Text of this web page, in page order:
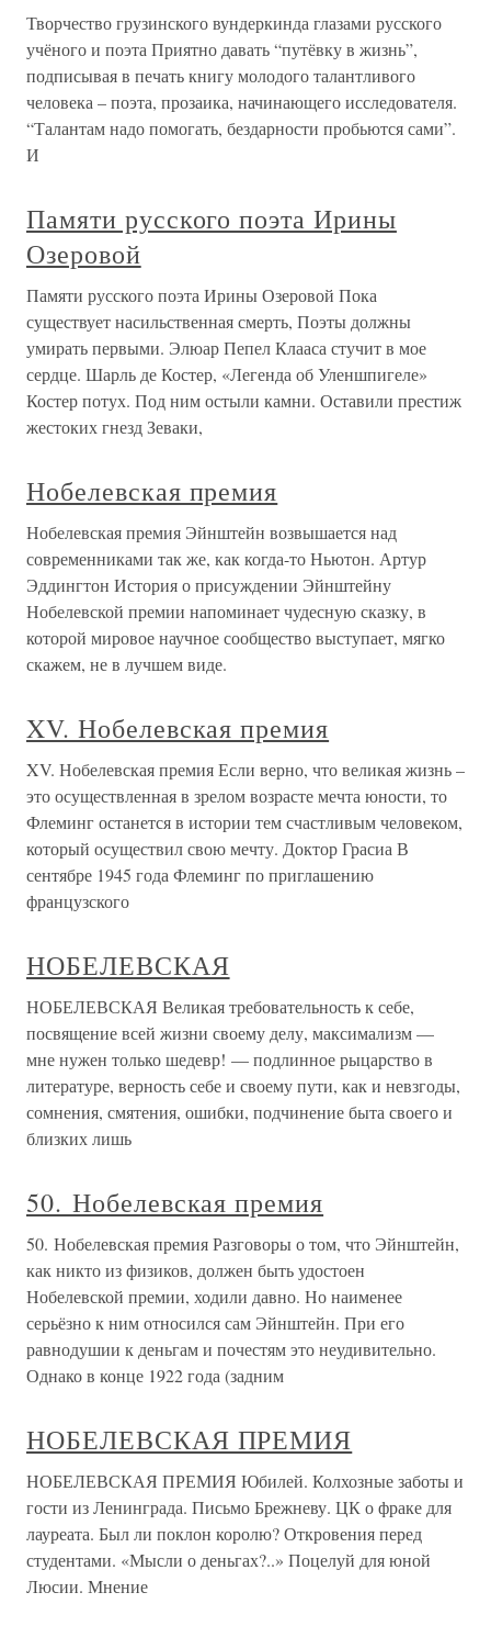
Творчество грузинского вундеркинда глазами русского
учёного и поэта Приятно давать “путёвку в жизнь”,
подписывая в печать книгу молодого талантливого
человека – поэта, прозаика, начинающего исследователя.
“Талантам надо помогать, бездарности пробьются сами”.
И
Памяти русского поэта Ирины
Озеровой
Памяти русского поэта Ирины Озеровой Пока
существует насильственная смерть, Поэты должны
умирать первыми. Элюар Пепел Клааса стучит в мое
сердце. Шарль де Костер, «Легенда об Уленшпигеле»
Костер потух. Под ним остыли камни. Оставили престиж
жестоких гнезд Зеваки,
Нобелевская премия
Нобелевская премия Эйнштейн возвышается над
современниками так же, как когда-то Ньютон. Артур
Эддингтон История о присуждении Эйнштейну
Нобелевской премии напоминает чудесную сказку, в
которой мировое научное сообщество выступает, мягко
скажем, не в лучшем виде.
XV. Нобелевская премия
XV. Нобелевская премия Если верно, что великая жизнь –
это осуществленная в зрелом возрасте мечта юности, то
Флеминг останется в истории тем счастливым человеком,
который осуществил свою мечту. Доктор Грасиа В
сентябре 1945 года Флеминг по приглашению
французского
НОБЕЛЕВСКАЯ
НОБЕЛЕВСКАЯ Великая требовательность к себе,
посвящение всей жизни своему делу, максимализм —
мне нужен только шедевр! — подлинное рыцарство в
литературе, верность себе и своему пути, как и невзгоды,
сомнения, смятения, ошибки, подчинение быта своего и
близких лишь
50. Нобелевская премия
50. Нобелевская премия Разговоры о том, что Эйнштейн,
как никто из физиков, должен быть удостоен
Нобелевской премии, ходили давно. Но наименее
серьёзно к ним относился сам Эйнштейн. При его
равнодушии к деньгам и почестям это неудивительно.
Однако в конце 1922 года (задним
НОБЕЛЕВСКАЯ ПРЕМИЯ
НОБЕЛЕВСКАЯ ПРЕМИЯ Юбилей. Колхозные заботы и
гости из Ленинграда. Письмо Брежневу. ЦК о фраке для
лауреата. Был ли поклон королю? Откровения перед
студентами. «Мысли о деньгах?..» Поцелуй для юной
Люсии. Мнение